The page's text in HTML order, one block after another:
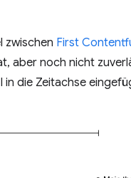
zwischen First
aber noch nicht
in die Zeitachse